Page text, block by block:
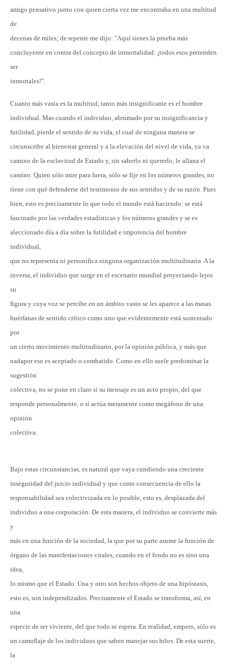
amigo pensativo junto con quien cierta vez me encontraba en una multitud
de
decenas de miles; de repente me dijo: "Aquí tienes la prueba más
concluyente en contra del concepto de inmortalidad: ¡todos esos pretenden
ser
inmortales!".
Cuanto más vasta es la multitud, tanto más insignificante es el hombre
individual. Mas cuando el individuo, abrumado por su insignificancia y
futilidad, pierde el sentido de su vida, el cual de ninguna manera se
circunscribe al bienestar general y a la elevación del nivel de vida, ya va
camino de la esclavitud de Estado y, sin saberlo ni quererlo, le allana el
camino. Quien sólo mire para fuera, sólo se fije en los números grandes, no
tiene con qué defenderse del testimonio de sus sentidos y de su razón. Pues
bien, esto es precisamente lo que todo el mundo está haciendo: se está
fascinado por las verdades estadísticas y los números grandes y se es
aleccionado día a día sobre la futilidad e impotencia del hombre
individual,
que no representa ni personifica ninguna organización multitudinaria. A la
inversa, el individuo que surge en el escenario mundial proyectando lejos
su
figura y cuya voz se percibe en un ámbito vasto se les aparece a las masas
huérfanas de sentido crítico como uno que evidentemente está sustentado
por
un cierto movimiento multitudinario, por la opinión pública, y más que
nadapor eso es aceptado o combatido. Como en ello suele predominar la
sugestión
colectiva, no se pone en claro si su mensaje es un acto propio, del que
responde personalmente, o si actúa meramente como megáfono de una
opinión
colectiva.
Bajo estas circunstancias, es natural que vaya cundiendo una creciente
inseguridad del juicio individual y que como consecuencia de ello la
responsabilidad sea colectivizada en lo posible, esto es, desplazada del
individuo a una corporación. De esta manera, el individuo se convierte más
y
más en una función de la sociedad, la que por su parte asume la función de
órgano de las manifestaciones vitales, cuando en el fondo no es sino una
idea,
lo mismo que el Estado. Una y otro son hechos objeto de una hipóstasis,
esto es, son independizados. Precisamente el Estado se transforma, así, en
una
especie de ser viviente, del que todo se espera. En realidad, empero, sólo es
un camuflaje de los individuos que saben manejar sus hilos. De esta suerte,
la